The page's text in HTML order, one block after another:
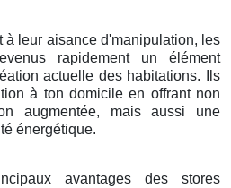
à leur aisance d'manipulation, les
rapidement un élément
actuelle des habitations. Ils
à ton domicile en offrant non
augmentée, mais aussi une
énergétique.
avantages des stores